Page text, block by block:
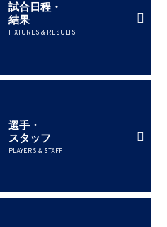
試合日程・
結果
FIXTURES & RESULTS
選手・
スタッフ
PLAYERS & STAFF